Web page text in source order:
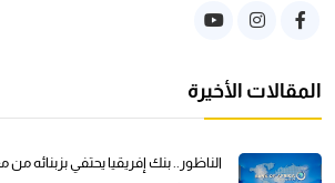
المقالات الأخيرة
الناظور.. بنك إفريقيا يحتفي بزبنائه من